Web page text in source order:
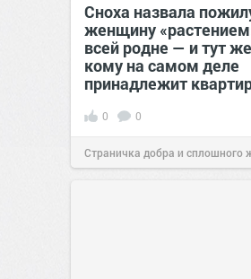
Сноха назвала
женщину
всей родне — и тут
кому на самом деле
принадлежит
0 0
Страничка добра и сплошного